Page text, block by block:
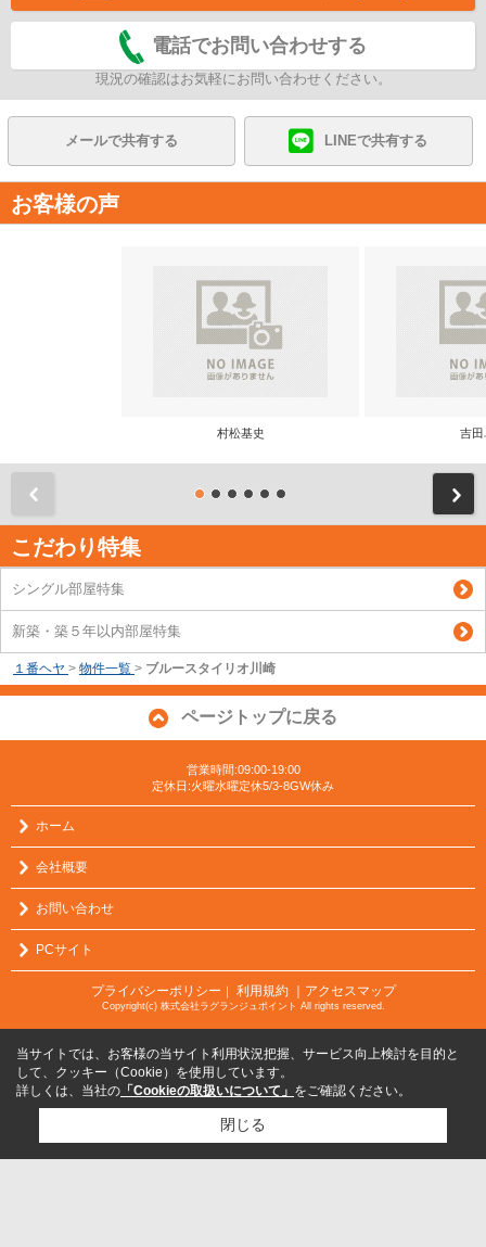
電話でお問い合わせする
現況の確認はお気軽にお問い合わせください。
メールで共有する LINEで共有する
お客様の声
村松基史 吉田
こだわり特集
シングル部屋特集
新築・築５年以内部屋特集
１番ヘヤ > 物件一覧 > ブルースタイリオ川崎
ページトップに戻る
営業時間:09:00-19:00
定休日:火曜水曜定休5/3-8GW休み
ホーム
会社概要
お問い合わせ
PCサイト
プライバシーポリシー 利用規約 ｜アクセスマップ
Copyright(c) 株式会社ラグランジュポイント All rights reserved.
当サイトでは、お客様の当サイト利用状況把握、サービス向上検討を目的と
して、クッキー（Cookie）を使用しています。
詳しくは、当社の 「Cookieの取扱いについて」 をご確認ください。
閉じる